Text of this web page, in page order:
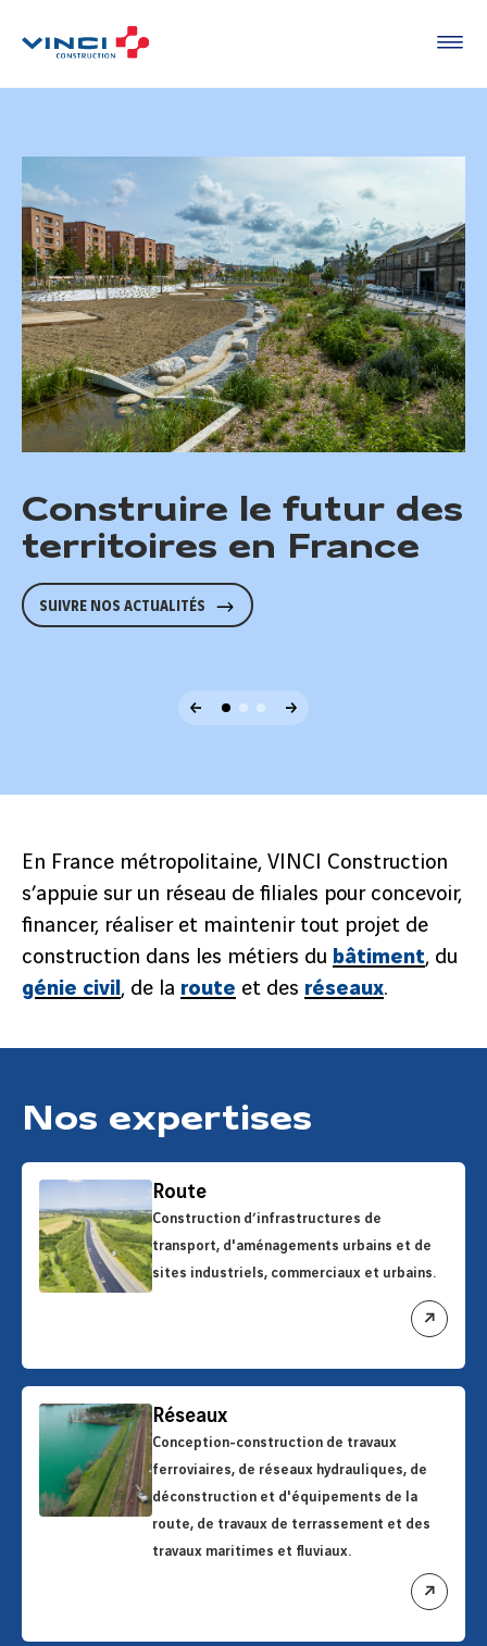
Construire le futur des
territoires en France
SUIVRE NOS ACTUALITÉS
l'environnement
du Build Better
En France métropolitaine, VINCI Construction
s’appuie sur un réseau de filiales pour concevoir,
financer, réaliser et maintenir tout projet de
construction dans les métiers du bâtiment, du
génie civil , de la route et des réseaux.
Nos expertises
Route
Construction d’infrastructures de
transport, d'aménagements urbains et de
sites industriels, commerciaux et urbains.
ouvrir
lien
Réseaux
Conception-construction de travaux
ferroviaires, de réseaux hydrauliques, de
déconstruction et d'équipements de la
route, de travaux de terrassement et des
travaux maritimes et fluviaux.
ouvrir